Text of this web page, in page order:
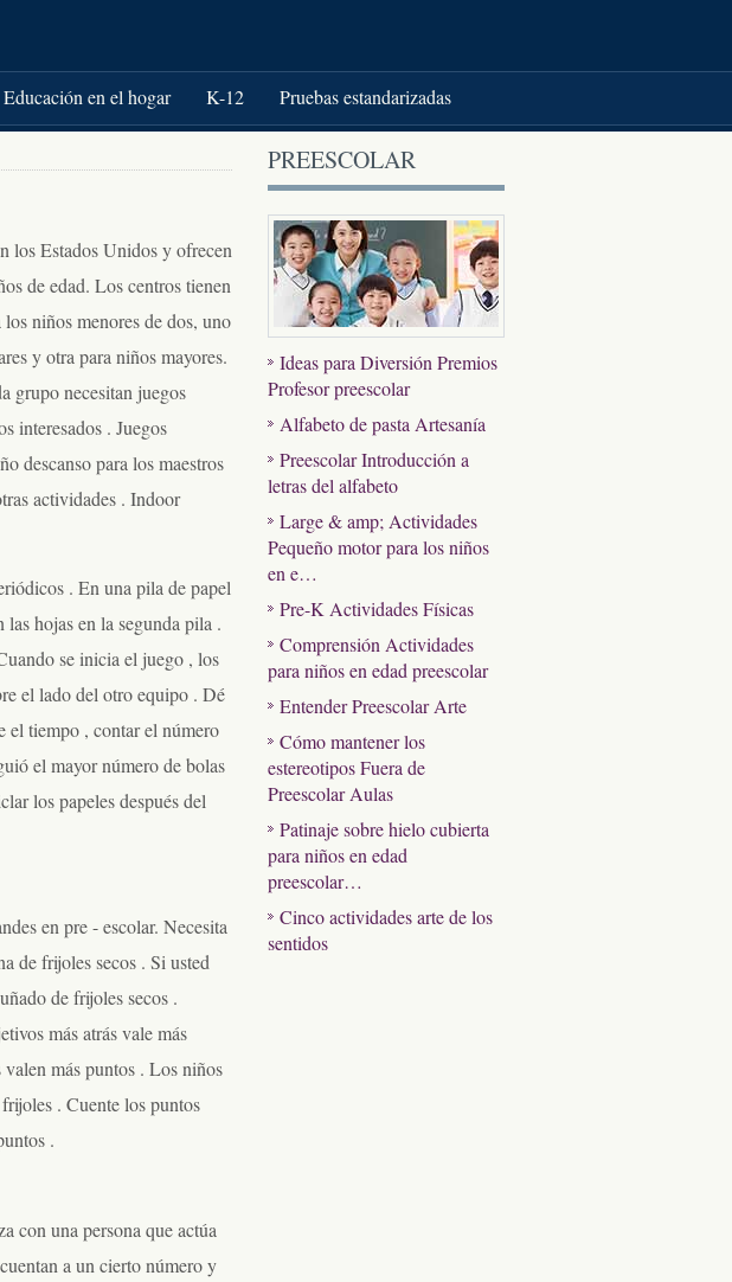
Educación en el hogar K-12
Pruebas estandarizadas
los Estados Unidos y ofrecen
de edad. Los centros tienen
niños menores de dos, uno
y otra para niños mayores.
grupo necesitan juegos
interesados ​​. Juegos
descanso para los maestros
actividades . Indoor
. En una pila de papel
hojas en la segunda pila .
se inicia el juego , los
el lado del otro equipo . Dé
el tiempo , contar el número
el mayor número de bolas
los papeles después del
en pre - escolar. Necesita
de frijoles secos . Si usted
de frijoles secos .
más atrás vale más
más puntos . Los niños
. Cuente los puntos
.
con una persona que actúa
a un cierto número y
PREESCOLAR
Ideas para Diversión Premios
Profesor preescolar
Alfabeto de pasta Artesanía
Preescolar Introducción a
letras del alfabeto
Large & amp; Actividades
Pequeño motor para los niños
en e…
Pre-K Actividades Físicas
Comprensión Actividades
para niños en edad preescolar
Entender Preescolar Arte
Cómo mantener los
estereotipos Fuera de
Preescolar Aulas
Patinaje sobre hielo cubierta
para niños en edad
preescolar…
Cinco actividades arte de los
sentidos